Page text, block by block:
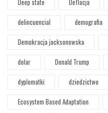
Deep state Deflacja
delincuencial
demografia
Demokracja jacksonowska
dolar
Donald Trump
dyplomatki
dziedzictwo
Ecosystem Based Adaptation